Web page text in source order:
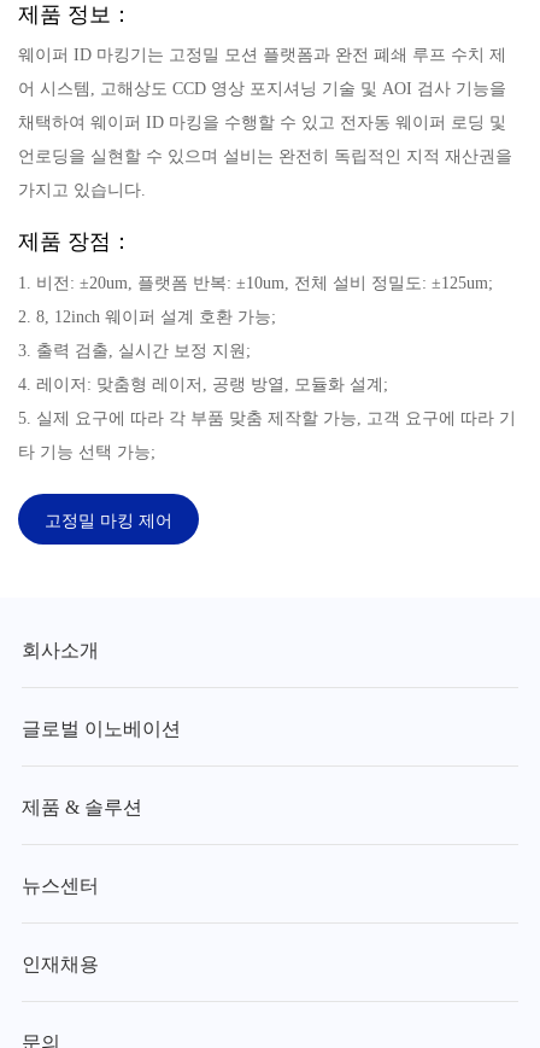
제품 정보：
웨이퍼 ID 마킹기는 고정밀 모션 플랫폼과 완전 폐쇄 루프 수치 제
어 시스템, 고해상도 CCD 영상 포지셔닝 기술 및 AOI 검사 기능을
채택하여 웨이퍼 ID 마킹을 수행할 수 있고 전자동 웨이퍼 로딩 및
언로딩을 실현할 수 있으며 설비는 완전히 독립적인 지적 재산권을
가지고 있습니다.
제품 장점：
1. 비전: ±20um, 플랫폼 반복: ±10um, 전체 설비 정밀도: ±125um;
2. 8, 12inch 웨이퍼 설계 호환 가능;
3. 출력 검출, 실시간 보정 지원;
4. 레이저: 맞춤형 레이저, 공랭 방열, 모듈화 설계;
5. 실제 요구에 따라 각 부품 맞춤 제작할 가능, 고객 요구에 따라 기
타 기능 선택 가능;
고정밀 마킹 제어
회사소개
글로벌 이노베이션
제품 & 솔루션
뉴스센터
인재채용
문의